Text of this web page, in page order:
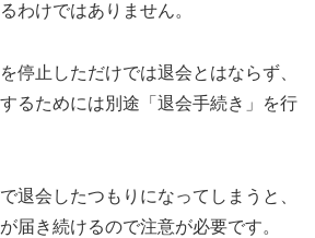
わけではありません。
停止しただけでは退会とはならず、
るためには別途「退会手続き」を行
退会したつもりになってしまうと、
届き続けるので注意が必要です。